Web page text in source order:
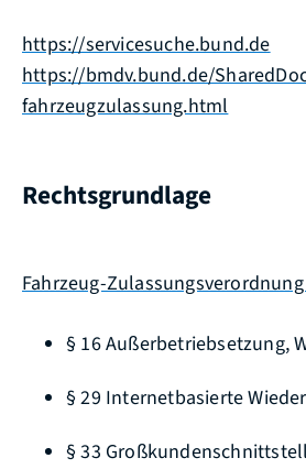
https://servicesuche.bund.de
https://bmdv.bund.de/
fahrzeugzulassung.html
Rechtsgrundlage
Fahrzeug-Zulassungsverordnung
§ 16 Außerbetriebsetzung,
§ 29 Internetbasierte
§ 33